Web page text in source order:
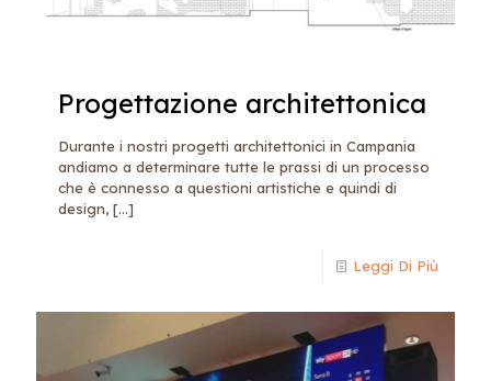
Progettazione architettonica
Durante i nostri progetti architettonici in Campania
andiamo a determinare tutte le prassi di un processo
che è connesso a questioni artistiche e quindi di
design, […]
Leggi Di Più